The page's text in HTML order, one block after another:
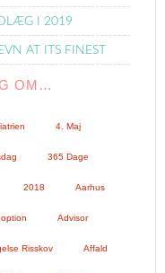
I 2019
AT ITS FINEST
OM…
4. Maj
365 Dage
2018 Aarhus
Advisor
Risskov Affald